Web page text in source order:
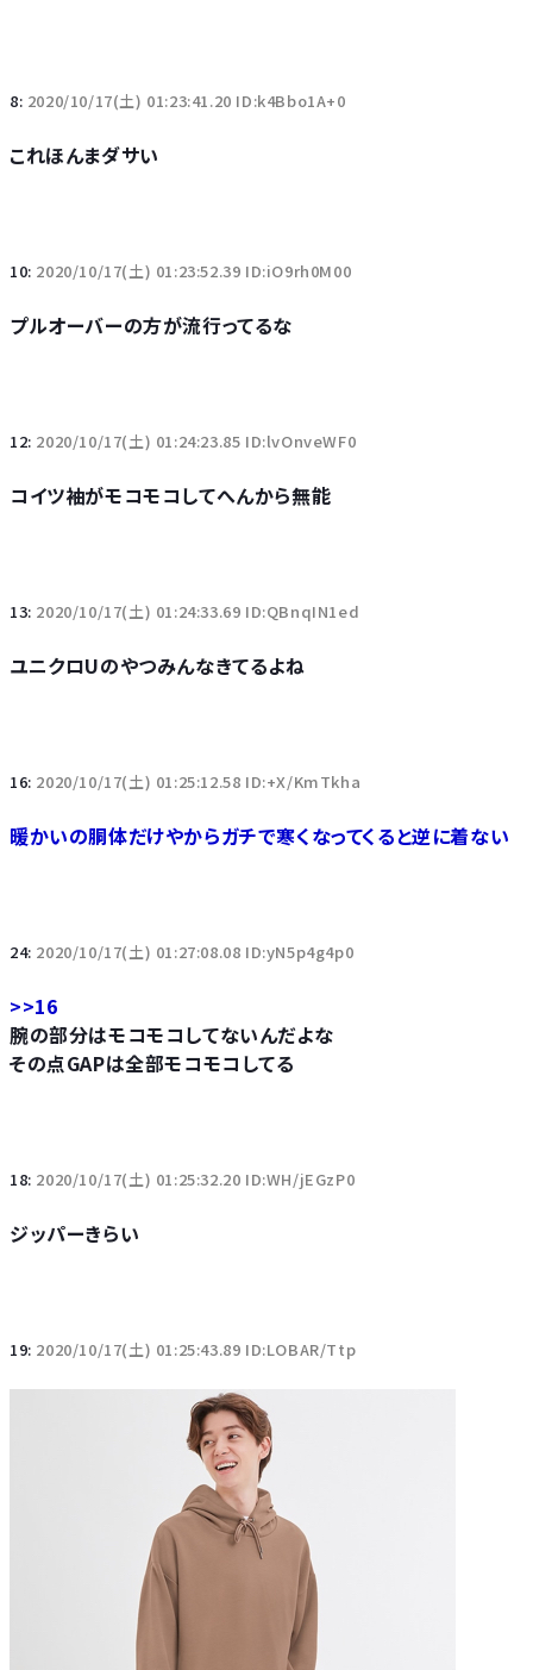
8: 2020/10/17(土) 01:23:41.20 ID:k4Bbo1A+0
これほんまダサい
10: 2020/10/17(土) 01:23:52.39 ID:iO9rh0M00
プルオーバーの方が流行ってるな
12: 2020/10/17(土) 01:24:23.85 ID:lvOnveWF0
コイツ袖がモコモコしてへんから無能
13: 2020/10/17(土) 01:24:33.69 ID:QBnqIN1ed
ユニクロUのやつみんなきてるよね
16: 2020/10/17(土) 01:25:12.58 ID:+X/KmTkha
暖かいの胴体だけやからガチで寒くなってくると逆に着ない
24: 2020/10/17(土) 01:27:08.08 ID:yN5p4g4p0
>>16
腕の部分はモコモコしてないんだよな
その点GAPは全部モコモコしてる
18: 2020/10/17(土) 01:25:32.20 ID:WH/jEGzP0
ジッパーきらい
19: 2020/10/17(土) 01:25:43.89 ID:LOBAR/Ttp